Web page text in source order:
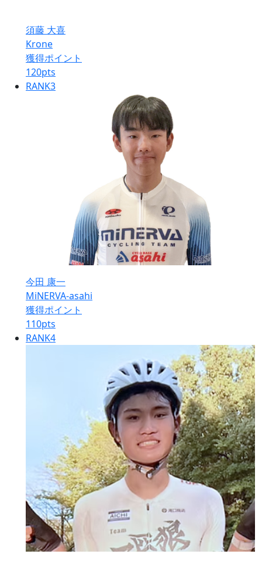
須藤 大喜
Krone
獲得ポイント
120pts
RANK3
今田 康一
MiNERVA-asahi
獲得ポイント
110pts
RANK4